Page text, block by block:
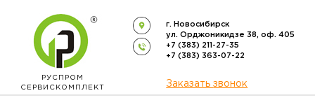
РУСПРОМ
СЕРВИСКОМПЛЕКТ
г. Новосибирск
ул. Орджоникидзе 38, оф. 405
+7 (383) 211-27-35
+7 (383) 363-07-22
Заказать звонок